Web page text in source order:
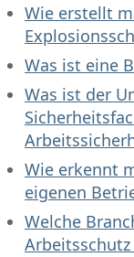
Wie erstellt
Was ist eine
Was ist der
Wie erkennt
eigenen
Welche